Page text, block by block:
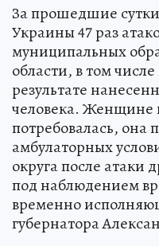
За прошедшие
Украины 47 раз
муниципальных
области, в том
результате
человека. Женщине
потребовалась, она
амбулаторных
округа после атаки
под наблюдением
временно
губернатора